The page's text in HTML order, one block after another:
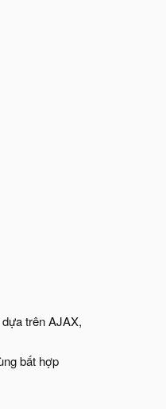
trên AJAX,
bất hợp